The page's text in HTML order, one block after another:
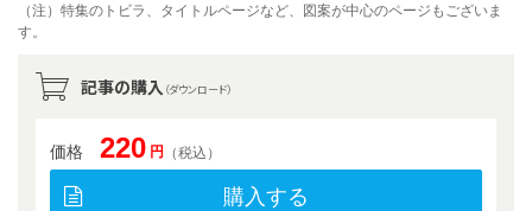
（注）特集のトビラ、タイトルページなど、図案が中心のページもございま
す。
記事の購入 （ダウンロード）
価格 220 円 （税込）
購入する